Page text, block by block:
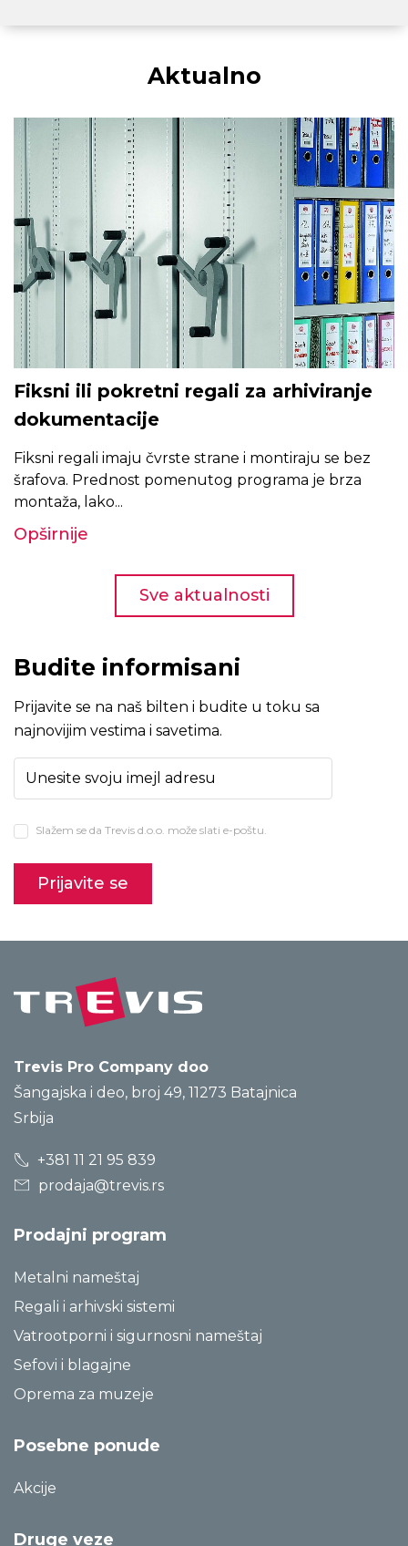
Aktualno
Fiksni ili pokretni regali za arhiviranje
dokumentacije
Fiksni regali imaju čvrste strane i montiraju se bez
šrafova. Prednost pomenutog programa je brza
montaža, lako...
Opširnije
Sve aktualnosti
Budite informisani
Prijavite se na naš bilten i budite u toku sa
najnovijim vestima i savetima.
Slažem se da Trevis d.o.o. može slati e-poštu.
Trevis Pro Company doo
Šangajska i deo, broj 49, 11273 Batajnica
Srbija
+381 11 21 95 839
prodaja@trevis.rs
Prodajni program
Metalni nameštaj
Regali i arhivski sistemi
Vatrootporni i sigurnosni nameštaj
Sefovi i blagajne
Oprema za muzeje
Posebne ponude
Akcije
Druge veze